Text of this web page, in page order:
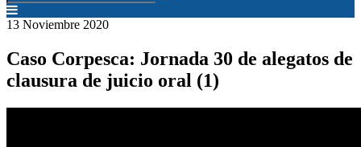
13 Noviembre 2020
Caso Corpesca: Jornada 30 de alegatos de
clausura de juicio oral (1)